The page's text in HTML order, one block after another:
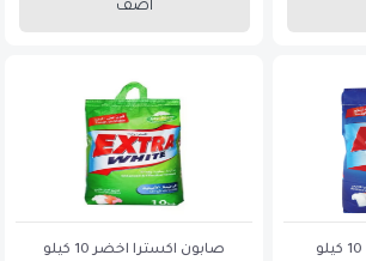
أضف
صابون اكسترا اخضر 10 كيلو